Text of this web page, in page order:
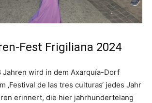
Fest Frigiliana 2024
Jahren wird in dem Axarquía-Dorf
‚Festival de las tres culturas‘ jedes Jahr
erinnert, die hier jahrhundertelang